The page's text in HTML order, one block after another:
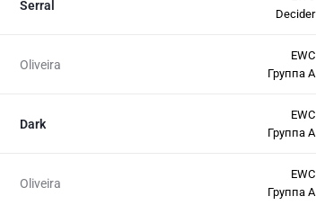
Serral
Decider
Oliveira
EWC
Группа А
Dark
EWC
Группа А
Oliveira
EWC
Группа А